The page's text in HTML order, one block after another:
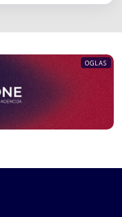
OGLAS